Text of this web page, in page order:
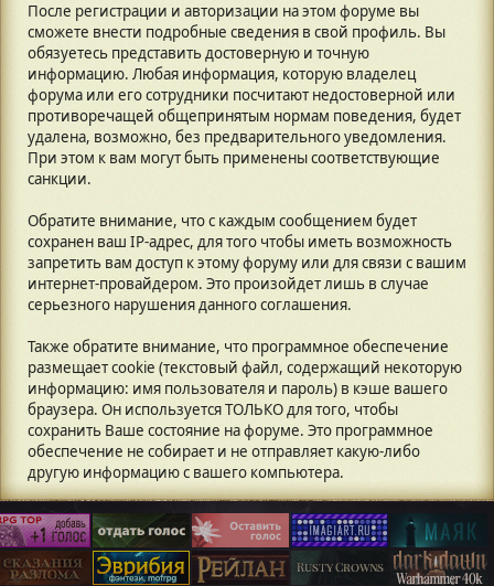
После регистрации и авторизации на этом форуме вы
сможете внести подробные сведения в свой профиль. Вы
обязуетесь представить достоверную и точную
информацию. Любая информация, которую владелец
форума или его сотрудники посчитают недостоверной или
противоречащей общепринятым нормам поведения, будет
удалена, возможно, без предварительного уведомления.
При этом к вам могут быть применены соответствующие
санкции.
Обратите внимание, что с каждым сообщением будет
сохранен ваш IP-адрес, для того чтобы иметь возможность
запретить вам доступ к этому форуму или для связи с вашим
интернет-провайдером. Это произойдет лишь в случае
серьезного нарушения данного соглашения.
Также обратите внимание, что программное обеспечение
размещает cookie (текстовый файл, содержащий некоторую
информацию: имя пользователя и пароль) в кэше вашего
браузера. Он используется ТОЛЬКО для того, чтобы
сохранить Ваше состояние на форуме. Это программное
обеспечение не собирает и не отправляет какую-либо
другую информацию с вашего компьютера.